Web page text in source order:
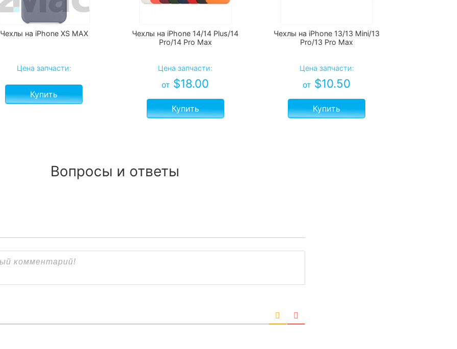
Чехлы на iPhone XS MAX
Цена запчасти:
Купить
Чехлы на iPhone 14/14 Plus/14
Pro/14 Pro Max
Цена запчасти:
от $18.00
Купить
Чехлы на iPhone 13/13 Mini/13
Pro/13 Pro Max
Цена запчасти:
от $10.50
Купить
Вопросы и ответы